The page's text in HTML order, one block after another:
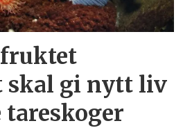
skal gi nytt liv